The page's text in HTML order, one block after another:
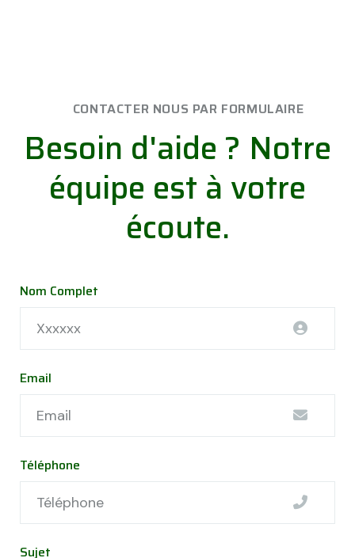
CONTACTER NOUS PAR FORMULAIRE
Besoin d'aide ? Notre
équipe est à votre
écoute.
Nom Complet
Email
Téléphone
Sujet